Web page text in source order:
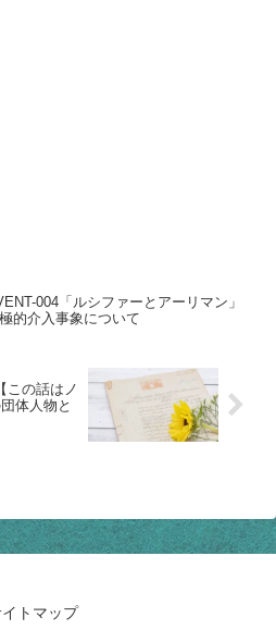
004「ルシファーとアーリマン」
的介入事象について
この話はノ
体人物と
トマップ